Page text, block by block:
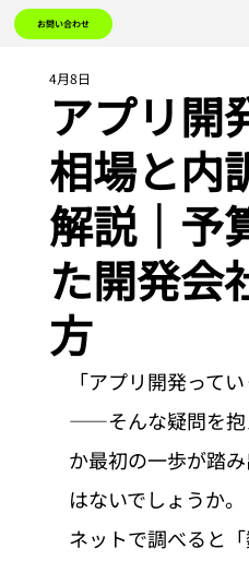
お問い合わせ
アプリ開
相場と内
解説｜予
た開発会
方
4月8日
「アプリ開発って
——そんな疑問を抱
か最初の一歩が踏
はないでしょうか。
ネットで調べると